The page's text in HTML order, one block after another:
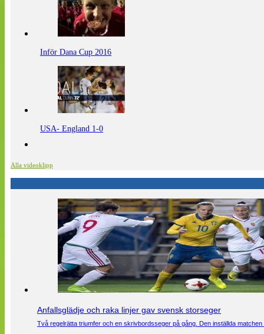
Inför Dana Cup 2016
USA- England 1-0
Alla videoklipp
Anfallsglädje och raka linjer gav svensk storseger
Två regelrätta triumfer och en skrivbordsseger på gång. Den inställda